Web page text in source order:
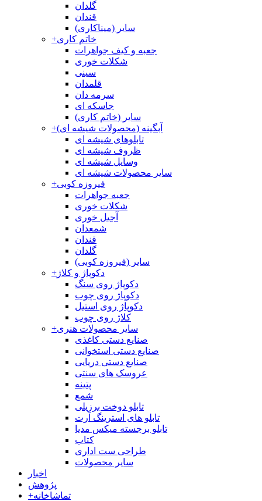
گلدان
قندان
سایر (میناکاری)
+خاتم کاری
جعبه و کیف جواهرات
شکلات خوری
سینی
قلمدان
سرمه دان
جاسکه ای
سایر (خاتم کاری)
+آبگینه (محصولات شیشه ای)
تابلوهای شیشه ای
ظروف شیشه ای
وسایل شیشه ای
سایر محصولات شیشه ای
+فیروزه کوبی
جعبه جواهرات
شکلات خوری
آجیل خوری
شمعدان
قندان
گلدان
سایر (فیروزه کوبی)
+دکوپاژ و کلاژ
دکوپاژ روی سنگ
دکوپاژ روی چوب
دکوپاژ روی استیل
کلاژ روی چوب
+سایر محصولات هنری
صنایع دستی کاغذی
صنایع دستی استخوانی
صنایع دستی دریایی
عروسک های سنتی
پتینه
شمع
تابلو دوخت برزیلی
تابلو های استرینگ آرت
تابلو برجسته میکس مدیا
کتاب
طراحی ست اداری
سایر محصولات
اخبار
پژوهش
+تماشاخانه